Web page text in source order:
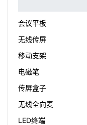
会议平板
无线传屏
移动支架
电磁笔
传屏盒子
无线全向麦
LED终端